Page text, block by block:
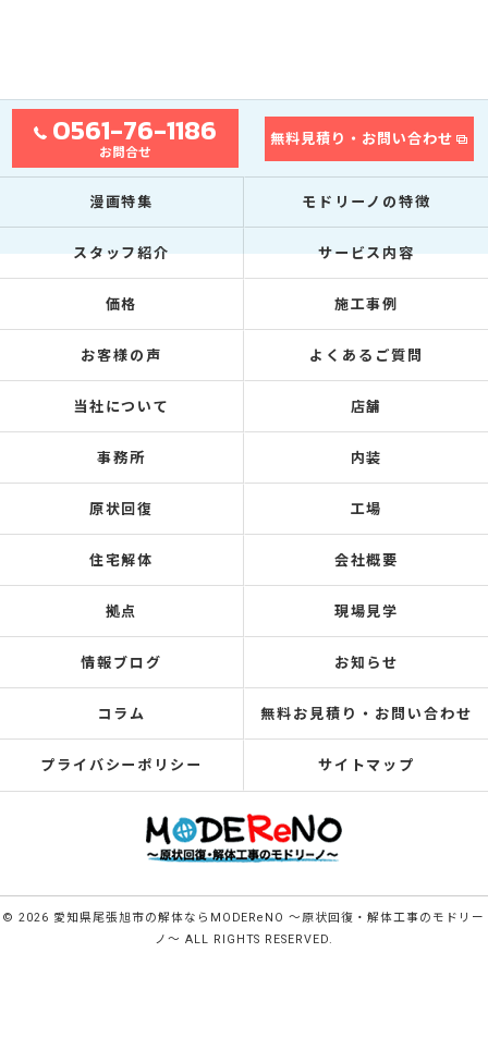
0561-76-1186
お問合せ
無料見積り・お問い合わせ
漫画特集 モドリーノの特徴
スタッフ紹介 サービス内容
価格 施工事例
お客様の声 よくあるご質問
当社について 店舗
事務所 内装
原状回復 工場
住宅解体 会社概要
拠点 現場見学
情報ブログ お知らせ
コラム 無料お見積り・お問い合わせ
プライバシーポリシー サイトマップ
© 2026 愛知県尾張旭市の解体ならMODEReNO ～原状回復・解体工事のモドリー
ノ～ ALL RIGHTS RESERVED.